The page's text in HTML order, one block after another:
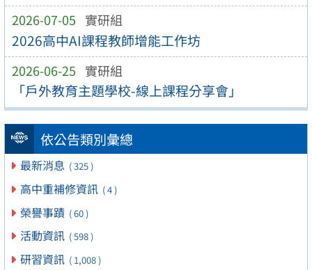
2026-07-05 實研組
2026高中AI課程教師增能工作坊
2026-06-25 實研組
「戶外教育主題學校-線上課程分享會」
依公告類別彙總
最新消息 ( 325 )
高中重補修資訊 ( 4 )
榮譽事蹟 ( 60 )
活動資訊 ( 598 )
研習資訊 ( 1,008 )